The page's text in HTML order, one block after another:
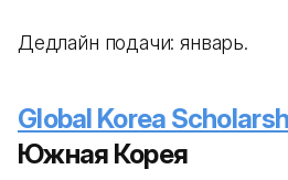
Дедлайн подачи: январь.
Global Korea
Южная Корея